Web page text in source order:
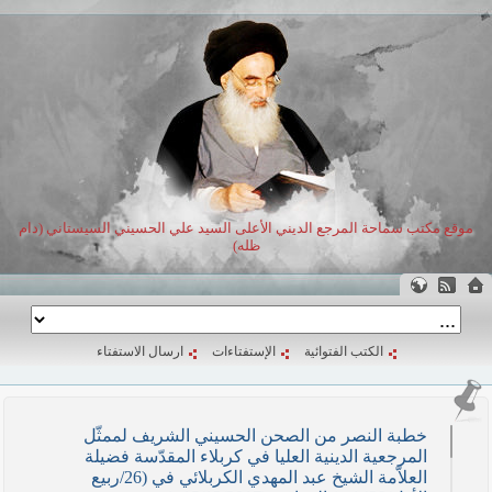
موقع مكتب سماحة المرجع الديني الأعلى السيد علي الحسيني السيستاني (دام
ظله)
الكتب الفتوائية الإستفتاءات ارسال الاستفتاء
خطبة النصر من الصحن الحسيني الشريف لممثّل
المرجعية الدينية العليا في كربلاء المقدّسة فضيلة
العلاّمة الشيخ عبد المهدي الكربلائي في (26/ربيع